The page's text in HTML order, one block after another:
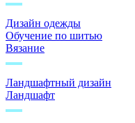
Дизайн одежды
Обучение по шитью
Вязание
Ландшафтный дизайн
Ландшафт